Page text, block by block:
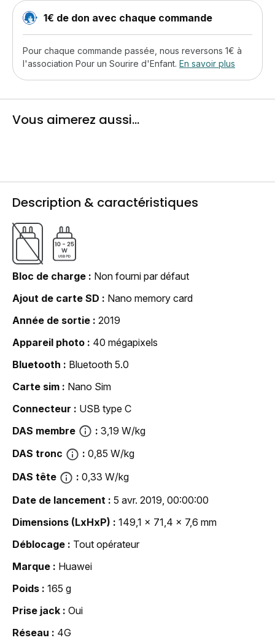
1€ de don avec chaque commande
Pour chaque commande passée, nous reversons 1€ à
l'association Pour un Sourire d'Enfant. En savoir plus
Vous aimerez aussi...
Description & caractéristiques
Bloc de charge
Non fourni par défaut
Ajout de carte SD
Nano memory card
Année de sortie
2019
Appareil photo
40 mégapixels
Bluetooth
Bluetooth 5.0
Carte sim
Nano Sim
Connecteur
USB type C
DAS membre
3,19 W/kg
DAS tronc
0,85 W/kg
DAS tête
0,33 W/kg
Date de lancement
5 avr. 2019, 00:00:00
Dimensions (LxHxP)
149,1 x 71,4 x 7,6 mm
Déblocage
Tout opérateur
Marque
Huawei
Poids
165 g
Prise jack
Oui
Réseau
4G